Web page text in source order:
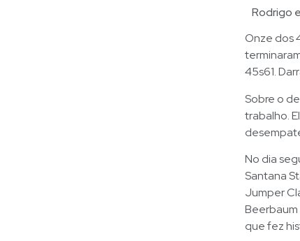
Rodrigo
Onze dos
45s61.
Sobre o
trabalho.
No dia
Santana
Jumper
que fez